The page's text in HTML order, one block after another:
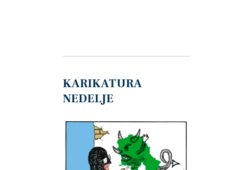
KARIKATURA
NEDELJE